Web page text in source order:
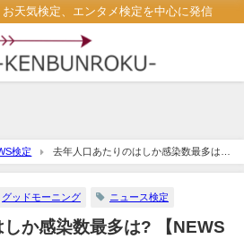
天気検定、エンタメ検定を中心に発信
検定
去年人口あたりのはしか感染数最多は?
グッドモーニング ニュース検定
か感染数最多は? 【NEWS